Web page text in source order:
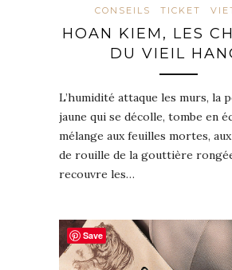
CONSEILS TICKET
HOAN KIEM, LES
DU VIEIL
L’humidité attaque les murs, la
jaune qui se décolle, tombe en
mélange aux feuilles mortes,
de rouille de la gouttière
recouvre les…
Save